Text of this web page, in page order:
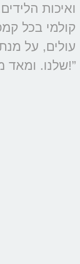
ואיכות
קולמי בכל
עולים, על
שלנו. ומאד מרוצים מהתוצאות ומהשרות!”